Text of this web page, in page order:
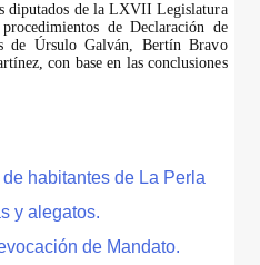
diputados de la LXVII Legislatura
de Declaración de
de Úrsulo Galván, Bertín Bravo
con base en las conclusiones
habitantes de La Perla
y alegatos.
de Mandato.